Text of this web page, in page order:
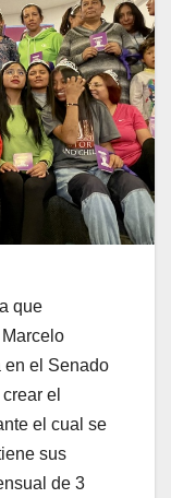
que
en el Senado
el
el cual se
sus
de 3